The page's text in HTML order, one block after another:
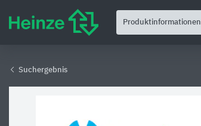
Produktinformationen
Suchergebnis